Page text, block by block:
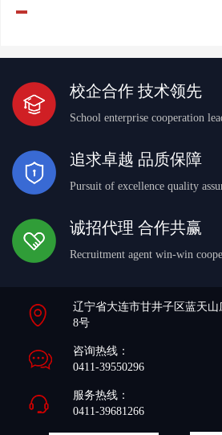
校企合作 技术领先
School enterprise cooperation
追求卓越 品质保障
Pursuit of excellence quality
诚招代理 合作共赢
Recruitment agent win-win
辽宁省大连市甘井子区蓝天山
8号
咨询热线：
0411-39550296
服务热线：
0411-39681266